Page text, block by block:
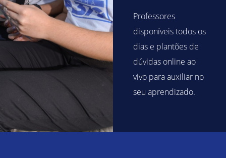
Professores
disponíveis todos os
dias e plantões de
dúvidas online ao
vivo para auxiliar no
seu aprendizado.